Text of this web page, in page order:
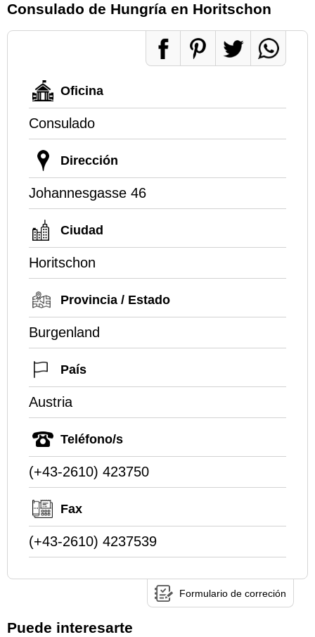
Consulado de Hungría en Horitschon
Oficina
Consulado
Dirección
Johannesgasse 46
Ciudad
Horitschon
Provincia / Estado
Burgenland
País
Austria
Teléfono/s
(+43-2610) 423750
Fax
(+43-2610) 4237539
Formulario de correción
Puede interesarte